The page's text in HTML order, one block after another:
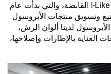
وهي شركة عائلية تابعة لمجموعة I-Like القابضة، والتي بدأت عام
وتسويق منتجات الأيروسول
لدينا ألوان الرش،
العناية بالإطارات وإصلاحها،